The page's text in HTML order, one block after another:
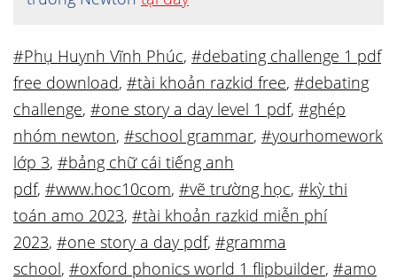
#Phụ Huynh Vĩnh Phúc, #debating challenge 1 pdf
free download, #tài khoản razkid free, #debating
challenge, #one story a day level 1 pdf, #ghép
nhóm newton, #school grammar, #yourhomework
lớp 3, #bảng chữ cái tiếng anh
pdf, #www.hoc10com, #vẽ trường học, #kỳ thi
toán amo 2023, #tài khoản razkid miễn phí
2023, #one story a day pdf, #gramma
school, #oxford phonics world 1 flipbuilder, #amo